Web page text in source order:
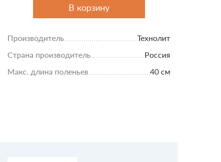
В корзину
Производитель
Технолит
Страна производитель
Россия
Макс. длина поленьев
40 см